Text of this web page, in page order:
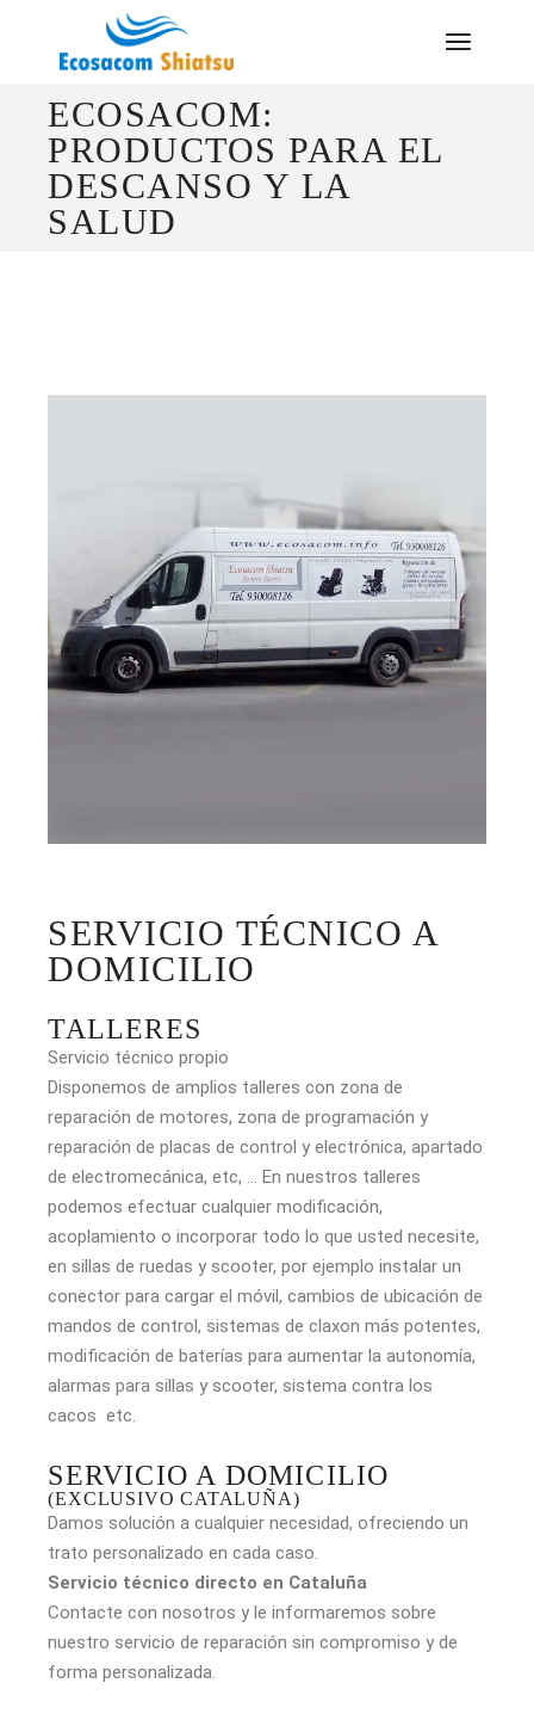
ECOSACOM:
PRODUCTOS PARA EL
DESCANSO Y LA
SALUD
SERVICIO TÉCNICO A
DOMICILIO
TALLERES
Servicio técnico propio
Disponemos de amplios talleres con zona de
reparación de motores, zona de programación y
reparación de placas de control y electrónica, apartado
de electromecánica, etc, … En nuestros talleres
podemos efectuar cualquier modificación,
acoplamiento o incorporar todo lo que usted necesite,
en sillas de ruedas y scooter, por ejemplo instalar un
conector para cargar el móvil, cambios de ubicación de
mandos de control, sistemas de claxon más potentes,
modificación de baterías para aumentar la autonomía,
alarmas para sillas y scooter, sistema contra los
cacos etc.
SERVICIO A DOMICILIO
(EXCLUSIVO CATALUÑA)
Damos solución a cualquier necesidad, ofreciendo un
trato personalizado en cada caso.
Servicio técnico directo en Cataluña
Contacte con nosotros y le informaremos sobre
nuestro servicio de reparación sin compromiso y de
forma personalizada.